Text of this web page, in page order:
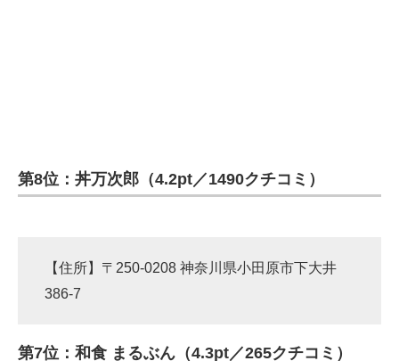
第8位：丼万次郎（4.2pt／1490クチコミ）
【住所】〒250-0208 神奈川県小田原市下大井
386-7
第7位：和食 まるぶん（4.3pt／265クチコミ）